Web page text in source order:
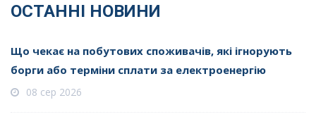
ОСТАННІ НОВИНИ
Що чекає на побутових споживачів, які ігнорують
борги або терміни сплати за електроенергію
08 сер 2026